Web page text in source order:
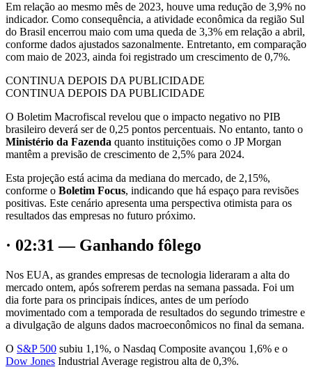
Em relação ao mesmo mês de 2023, houve uma redução de 3,9% no
indicador. Como consequência, a atividade econômica da região Sul
do Brasil encerrou maio com uma queda de 3,3% em relação a abril,
conforme dados ajustados sazonalmente. Entretanto, em comparação
com maio de 2023, ainda foi registrado um crescimento de 0,7%.
CONTINUA DEPOIS DA PUBLICIDADE
CONTINUA DEPOIS DA PUBLICIDADE
O Boletim Macrofiscal revelou que o impacto negativo no PIB
brasileiro deverá ser de 0,25 pontos percentuais. No entanto, tanto o
Ministério da Fazenda quanto instituições como o JP Morgan
mantêm a previsão de crescimento de 2,5% para 2024.
Esta projeção está acima da mediana do mercado, de 2,15%,
conforme o Boletim Focus, indicando que há espaço para revisões
positivas. Este cenário apresenta uma perspectiva otimista para os
resultados das empresas no futuro próximo.
· 02:31 — Ganhando fôlego
Nos EUA, as grandes empresas de tecnologia lideraram a alta do
mercado ontem, após sofrerem perdas na semana passada. Foi um
dia forte para os principais índices, antes de um período
movimentado com a temporada de resultados do segundo trimestre e
a divulgação de alguns dados macroeconômicos no final da semana.
O S&P 500 subiu 1,1%, o Nasdaq Composite avançou 1,6% e o
Dow Jones Industrial Average registrou alta de 0,3%.